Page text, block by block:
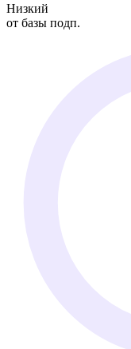
Низкий
от базы подп.